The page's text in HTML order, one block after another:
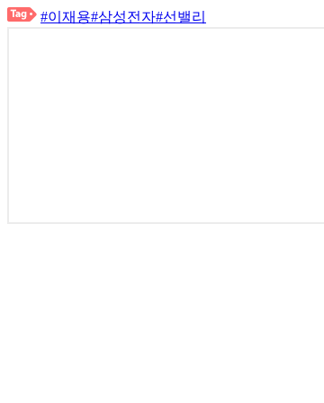
#이재용#삼성전자#선밸리